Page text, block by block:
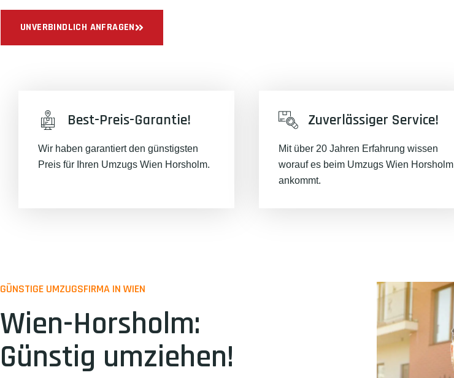
UNVERBINDLICH ANFRAGEN
Best-Preis-Garantie!
Wir haben garantiert den günstigsten
Preis für Ihren Umzugs Wien Horsholm.
Zuverlässiger Service!
Mit über 20 Jahren Erfahrung wissen
worauf es beim Umzugs Wien Horsholm
ankommt.
GÜNSTIGE UMZUGSFIRMA IN WIEN
Wien-Horsholm:
Günstig umziehen!